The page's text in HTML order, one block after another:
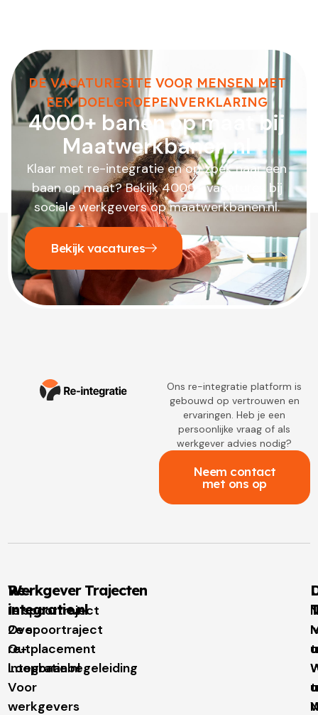
DE VACATURESITE VOOR MENSEN MET
EEN DOELGROEPENVERKLARING
4000+ banen op maat bij
Maatwerkbanen.nl
Klaar met re-integratie en op zoek naar een
baan op maat? Bekijk 4000+ vacatures bij
sociale werkgevers op maatwerkbanen.nl.
Bekijk vacatures
Ons re-integratie platform is
gebouwd op vertrouwen en
ervaringen. Heb je een
persoonlijke vraag of als
werkgever advies nodig?
Neem contact
met ons op
Re-
integratie.nl
Over
re-
integratie.nl
Voor
werkgevers
Werkgever Trajecten
1e spoortraject
2e spoortraject
Outplacement
Loopbaanbegeleiding